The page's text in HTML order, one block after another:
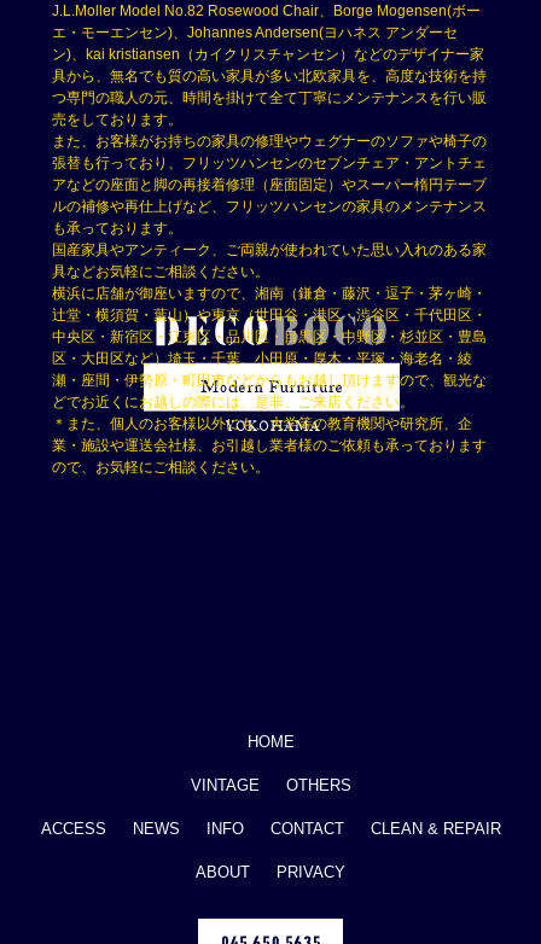
J.L.Moller Model No.82 Rosewood Chair、Borge Mogensen(ボー
エ・モーエンセン)、Johannes Andersen(ヨハネス アンダーセ
ン)、kai kristiansen（カイクリスチャンセン）などのデザイナー家
具から、無名でも質の高い家具が多い北欧家具を、高度な技術を持
つ専門の職人の元、時間を掛けて全て丁寧にメンテナンスを行い販
売をしております。
また、お客様がお持ちの家具の修理やウェグナーのソファや椅子の
張替も行っており、フリッツハンセンのセブンチェア・アントチェ
アなどの座面と脚の再接着修理（座面固定）やスーパー楕円テーブ
ルの補修や再仕上げなど、フリッツハンセンの家具のメンテナンス
も承っております。
国産家具やアンティーク、ご両親が使われていた思い入れのある家
具などお気軽にご相談ください。
横浜に店舗が御座いますので、湘南（鎌倉・藤沢・逗子・茅ヶ崎・
辻堂・横須賀・葉山）や東京（世田谷・港区・渋谷区・千代田区・
中央区・新宿区・江東区・品川区・目黒区・中野区・杉並区・豊島
区・大田区など）埼玉・千葉、小田原・厚木・平塚・海老名・綾
瀬・座間・伊勢原・町田市などからもお越し頂けますので、観光な
どでお近くにお越しの際には、是非、ご来店ください。
＊また、個人のお客様以外にも、大学等の教育機関や研究所、企
業・施設や運送会社様、お引越し業者様のご依頼も承っております
ので、お気軽にご相談ください。
HOME
VINTAGE OTHERS
ACCESS NEWS INFO CONTACT CLEAN & REPAIR
ABOUT PRIVACY